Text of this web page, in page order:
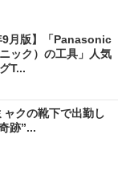
9月版】「Panasonic
ニック）の工具」人気
T...
ャクの靴下で出勤し
跡”...